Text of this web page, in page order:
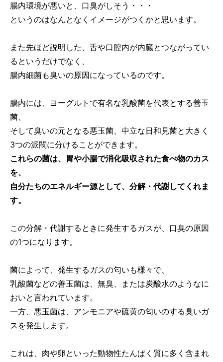
腸内環境が悪いと、口臭がしそう・・・
というのはなんとなくイメージがつくかと思います。
また先ほど説明した、舌や口腔内が内臓とつながってい
るというだけでなく、
腸内細菌も臭いの原因になっているのです。
腸内には、ヨーグルトで有名な乳酸菌を代表とする善玉
菌、
そして臭いの元となる悪玉菌、中立な日和見菌と大きく
3つの派閥に分けることができます。
これらの菌は、胃や小腸で消化吸収された食べ物のカス
を、
自分たちのエネルギー源として、分解・代謝してくれま
す。
この分解・代謝するときに発生するガスが、口臭の原因
の1つになります。
菌によって、発生するガスの匂いも様々で、
乳酸菌などの善玉菌は、無臭、または炭酸水のようなに
おいと言われています。
一方、悪玉菌は、アンモニアや硫黄の匂いのする臭いガ
スを発生します。
これは、肉や卵といった動物性たんぱく質に多く含まれ